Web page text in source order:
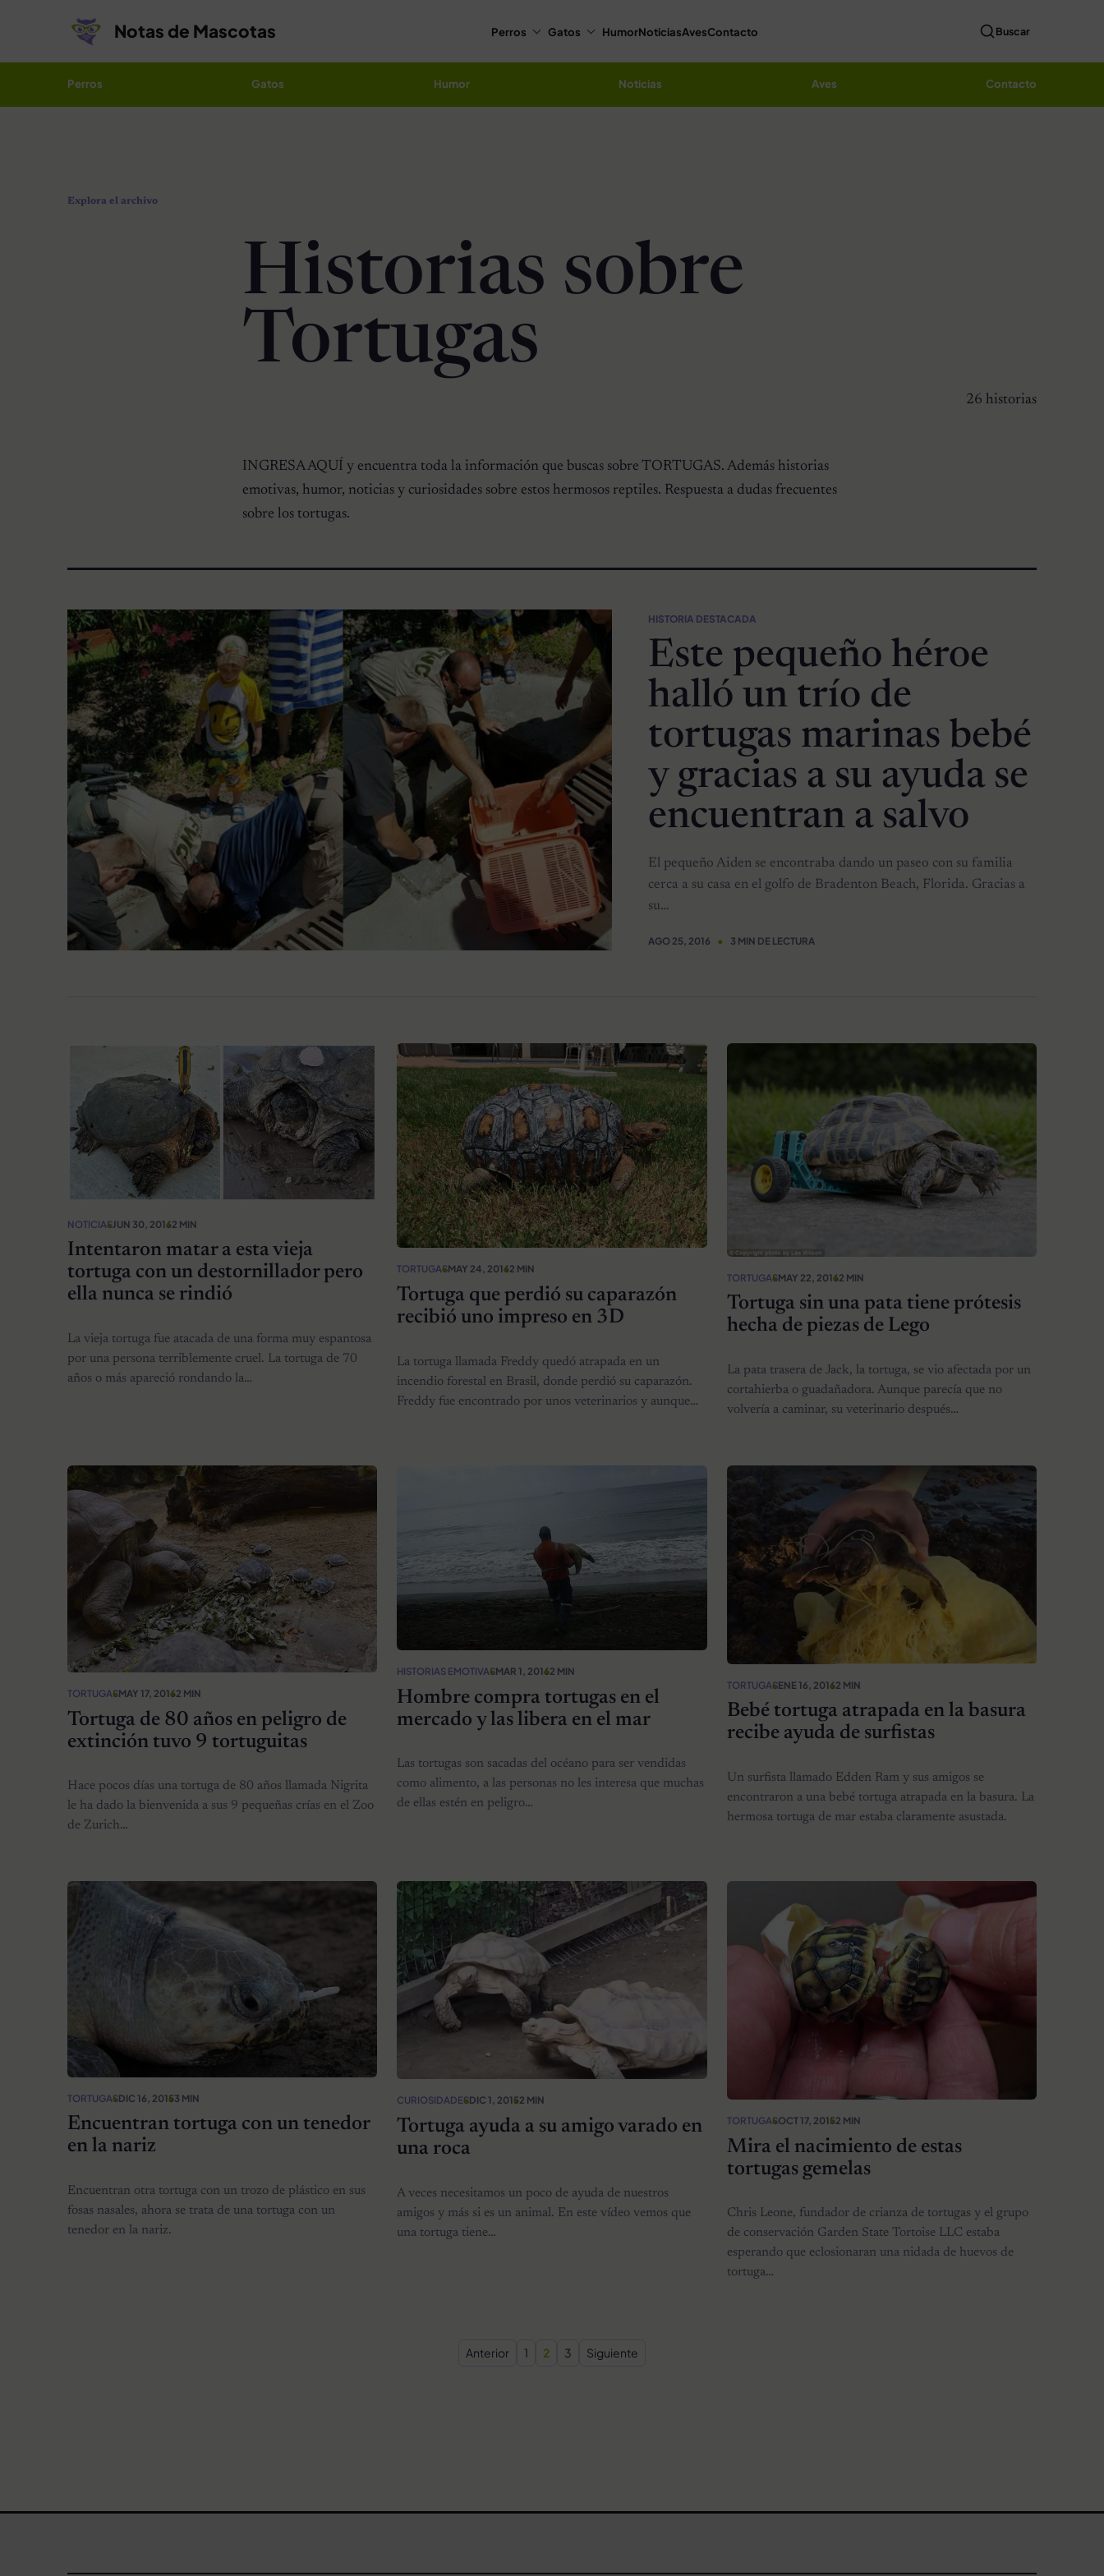
Notas de Mascotas Perros Gatos HumorNoticiasAvesContacto Buscar
Perros Gatos Humor Noticias Aves Contacto
Explora el archivo
Historias sobre
Tortugas
INGRESA AQUÍ y encuentra toda la información que buscas sobre TORTUGAS. Además historias
emotivas, humor, noticias y curiosidades sobre estos hermosos reptiles. Respuesta a dudas frecuentes
sobre los tortugas.
26 historias
HISTORIA DESTACADA
Este pequeño héroe
halló un trío de
tortugas marinas bebé
y gracias a su ayuda se
encuentran a salvo
El pequeño Aiden se encontraba dando un paseo con su familia
cerca a su casa en el golfo de Bradenton Beach, Florida. Gracias a
su…
AGO 25, 2016 3 MIN DE LECTURA
NOTICIASJUN 30, 20162 MIN
Intentaron matar a esta vieja
tortuga con un destornillador pero
ella nunca se rindió
La vieja tortuga fue atacada de una forma muy espantosa
por una persona terriblemente cruel. La tortuga de 70
años o más apareció rondando la…
TORTUGASMAY 24, 20162 MIN
Tortuga que perdió su caparazón
recibió uno impreso en 3D
La tortuga llamada Freddy quedó atrapada en un
incendio forestal en Brasil, donde perdió su caparazón.
Freddy fue encontrado por unos veterinarios y aunque…
TORTUGASMAY 22, 20162 MIN
Tortuga sin una pata tiene prótesis
hecha de piezas de Lego
La pata trasera de Jack, la tortuga, se vio afectada por un
cortahierba o guadañadora. Aunque parecía que no
volvería a caminar, su veterinario después…
TORTUGASMAY 17, 20162 MIN
Tortuga de 80 años en peligro de
extinción tuvo 9 tortuguitas
Hace pocos días una tortuga de 80 años llamada Nigrita
le ha dado la bienvenida a sus 9 pequeñas crías en el Zoo
de Zurich…
HISTORIAS EMOTIVASMAR 1, 20162 MIN
Hombre compra tortugas en el
mercado y las libera en el mar
Las tortugas son sacadas del océano para ser vendidas
como alimento, a las personas no les interesa que muchas
de ellas estén en peligro…
TORTUGASENE 16, 20162 MIN
Bebé tortuga atrapada en la basura
recibe ayuda de surfistas
Un surfista llamado Edden Ram y sus amigos se
encontraron a una bebé tortuga atrapada en la basura. La
hermosa tortuga de mar estaba claramente asustada.
TORTUGASDIC 16, 20153 MIN
Encuentran tortuga con un tenedor
en la nariz
Encuentran otra tortuga con un trozo de plástico en sus
fosas nasales, ahora se trata de una tortuga con un
tenedor en la nariz.
CURIOSIDADESDIC 1, 20152 MIN
Tortuga ayuda a su amigo varado en
una roca
A veces necesitamos un poco de ayuda de nuestros
amigos y más si es un animal. En este vídeo vemos que
una tortuga tiene…
TORTUGASOCT 17, 20152 MIN
Mira el nacimiento de estas
tortugas gemelas
Chris Leone, fundador de crianza de tortugas y el grupo
de conservación Garden State Tortoise LLC estaba
esperando que eclosionaran una nidada de huevos de
tortuga…
Paginación de entradas
Anterior 1 2 3 Siguiente